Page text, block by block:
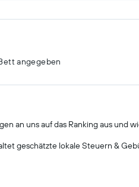
angegeben
an uns auf das Ranking aus und
geschätzte lokale Steuern &